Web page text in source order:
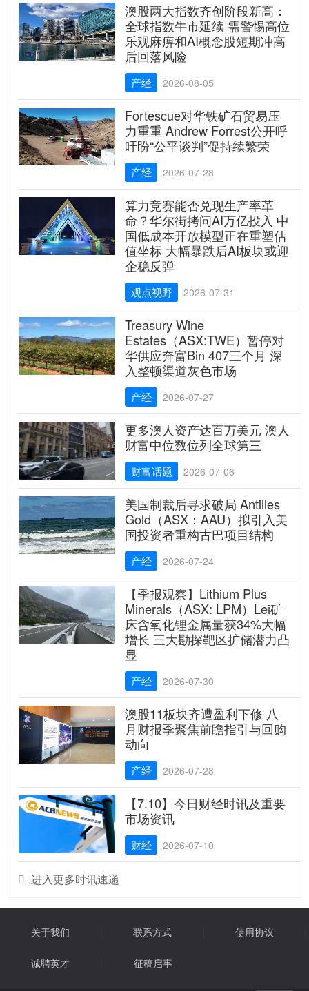
澳股两大指数齐创阶段新高：
全球指数牛市延续 需警惕高位
乐观麻痹和AI概念股短期冲高
后回落风险
产经 2026-08-05
Fortescue对华铁矿石贸易压
力重重 Andrew Forrest公开呼
吁盼“公平谈判”促持续繁荣
产经 2026-07-28
算力竞赛能否兑现生产率革
命？华尔街拷问AI万亿投入 中
国低成本开放模型正在重塑估
值坐标 大幅暴跌后AI板块或迎
企稳反弹
观点视野 2026-07-31
Treasury Wine
Estates（ASX:TWE）暂停对
华供应奔富Bin 407三个月 深
入整顿渠道灰色市场
产经 2026-07-27
更多澳人资产达百万美元 澳人
财富中位数位列全球第三
财富话题 2026-07-06
美国制裁后寻求破局 Antilles
Gold（ASX：AAU）拟引入美
国投资者重构古巴项目结构
产经 2026-07-24
【季报观察】Lithium Plus
Minerals（ASX: LPM）Lei矿
床含氧化锂金属量获34%大幅
增长 三大勘探靶区扩储潜力凸
显
产经 2026-07-30
澳股11板块齐遭盈利下修 八
月财报季聚焦前瞻指引与回购
动向
产经 2026-07-28
【7.10】今日财经时讯及重要
市场资讯
财经 2026-07-10
 进入更多时讯速递
关于我们 联系方式 使用协议
诚聘英才 征稿启事